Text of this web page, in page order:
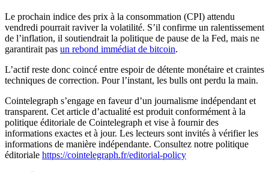
Le prochain indice des prix à la consommation (CPI) attendu
vendredi pourrait raviver la volatilité. S’il confirme un ralentissement
de l’inflation, il soutiendrait la politique de pause de la Fed, mais ne
garantirait pas un rebond immédiat de bitcoin.
L’actif reste donc coincé entre espoir de détente monétaire et craintes
techniques de correction. Pour l’instant, les bulls ont perdu la main.
Cointelegraph s’engage en faveur d’un journalisme indépendant et
transparent. Cet article d’actualité est produit conformément à la
politique éditoriale de Cointelegraph et vise à fournir des
informations exactes et à jour. Les lecteurs sont invités à vérifier les
informations de manière indépendante. Consultez notre politique
éditoriale https://cointelegraph.fr/editorial-policy